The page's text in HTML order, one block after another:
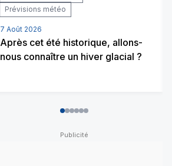
Prévisions météo
7 Août 2026
Après cet été historique, allons-
nous connaître un hiver glacial ?
012345